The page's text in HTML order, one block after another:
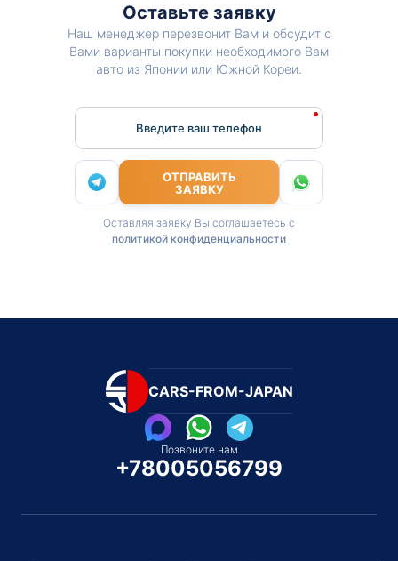
Оставьте заявку
Наш менеджер перезвонит Вам и обсудит с
Вами варианты покупки необходимого Вам
авто из Японии или Южной Кореи.
Введите ваш телефон
ОТПРАВИТЬ
ЗАЯВКУ
Оставляя заявку Вы соглашаетесь с
политикой конфиденциальности
CARS-FROM-JAPAN
Позвоните нам
+78005056799